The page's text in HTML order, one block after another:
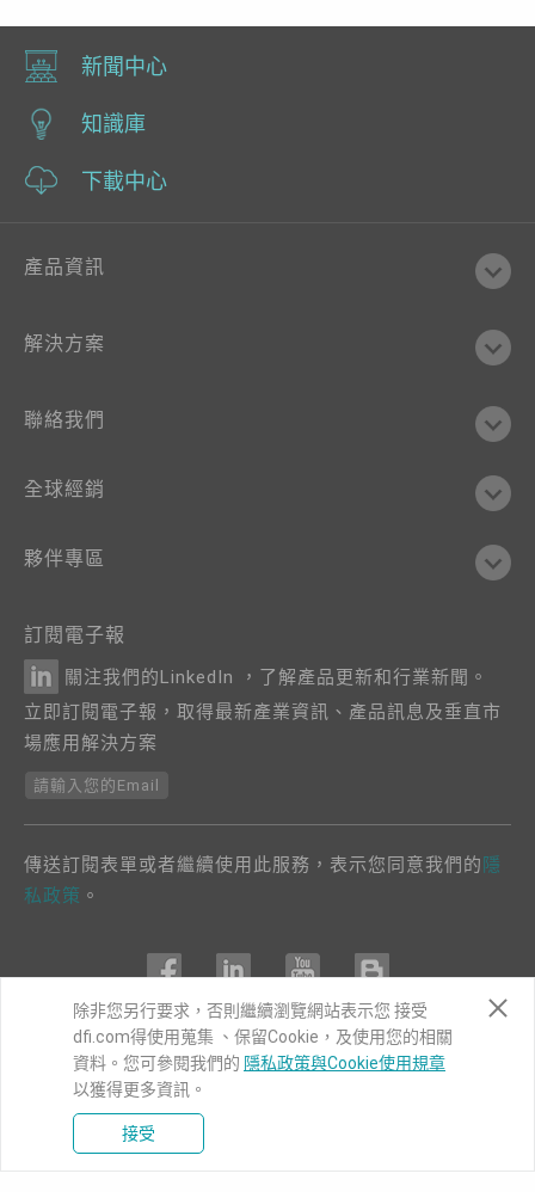
新聞中心
知識庫
下載中心
產品資訊
解決方案
聯絡我們
全球經銷
夥伴專區
訂閱電子報
關注我們的LinkedIn ，了解產品更新和行業新聞。
立即訂閱電子報，取得最新產業資訊、產品訊息及垂直市
場應用解決方案
請輸入您的Email
傳送訂閱表單或者繼續使用此服務，表示您同意我們的 隱
私政策 。
COPYRIGHT©DFI2024. ALL RIGHTS RESERVED.
|隱私權政策
除非您另行要求，否則繼續瀏覽網站表示您 接受
dfi.com得使用蒐集 、保留Cookie，及使用您的相關
資料。您可參閱我們的 隱私政策與Cookie使用規章
以獲得更多資訊。
接受